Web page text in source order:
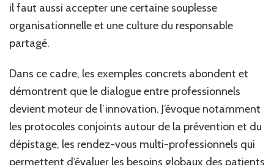
il faut aussi accepter une certaine souplesse
organisationnelle et une culture du responsable
partagé.
Dans ce cadre, les exemples concrets abondent et
démontrent que le dialogue entre professionnels
devient moteur de l’innovation. J’évoque notamment
les protocoles conjoints autour de la prévention et du
dépistage, les rendez-vous multi-professionnels qui
permettent d’évaluer les besoins globaux des patients